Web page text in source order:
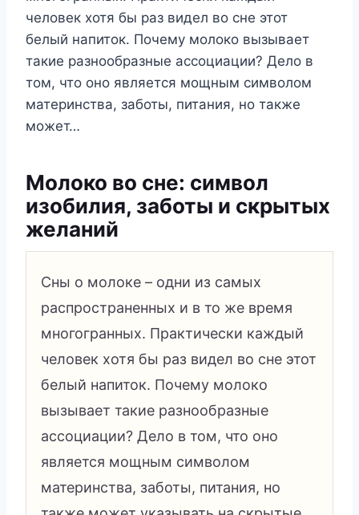
человек хотя бы раз видел во сне этот
белый напиток. Почему молоко вызывает
такие разнообразные ассоциации? Дело в
том, что оно является мощным символом
материнства, заботы, питания, но также
может…
Молоко во сне: символ
изобилия, заботы и скрытых
желаний
Сны о молоке – одни из самых
распространенных и в то же время
многогранных. Практически каждый
человек хотя бы раз видел во сне этот
белый напиток. Почему молоко
вызывает такие разнообразные
ассоциации? Дело в том, что оно
является мощным символом
материнства, заботы, питания, но